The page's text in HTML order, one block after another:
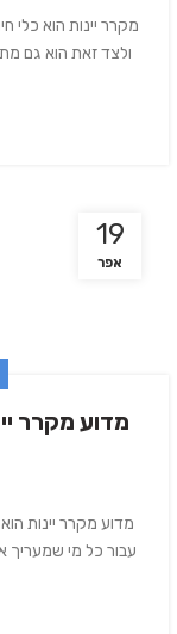
מקרר יינות הוא כלי
ולצד זאת הוא גם
19
אפר
מדוע מקרר
מדוע מקרר יינות
עבור כל מי שמעריך